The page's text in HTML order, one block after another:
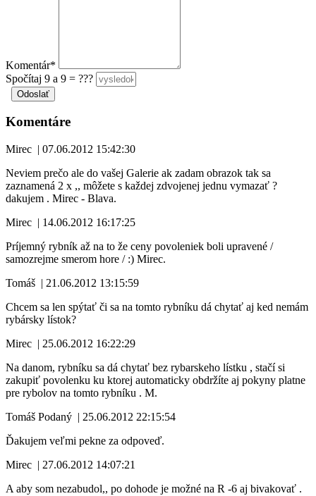
Komentár*
Spočítaj 9 a 9 = ???
Komentáre
Mirec | 07.06.2012 15:42:30
Neviem prečo ale do vašej Galerie ak zadam obrazok tak sa
zaznamená 2 x ,, môžete s každej zdvojenej jednu vymazať ?
dakujem . Mirec - Blava.
Mirec | 14.06.2012 16:17:25
Príjemný rybník až na to že ceny povoleniek boli upravené /
samozrejme smerom hore / :) Mirec.
Tomáš | 21.06.2012 13:15:59
Chcem sa len spýtať či sa na tomto rybníku dá chytať aj ked nemám
rybársky lístok?
Mirec | 25.06.2012 16:22:29
Na danom, rybníku sa dá chytať bez rybarskeho lístku , stačí si
zakupiť povolenku ku ktorej automaticky obdržíte aj pokyny platne
pre rybolov na tomto rybníku . M.
Tomáš Podaný | 25.06.2012 22:15:54
Ďakujem veľmi pekne za odpoveď.
Mirec | 27.06.2012 14:07:21
A aby som nezabudol,, po dohode je možné na R -6 aj bivakovať .